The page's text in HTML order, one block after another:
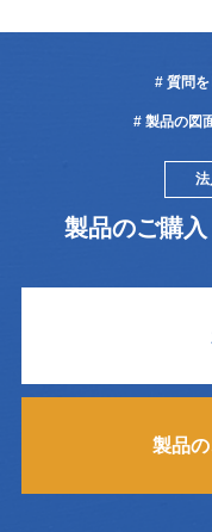
# 質問
# 製品の図
法
製品のご購
製品